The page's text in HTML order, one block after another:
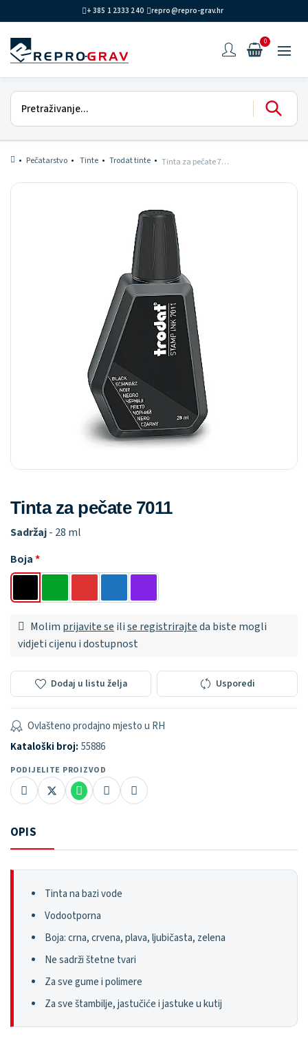
+ 385 1 2333 240 repro@repro-grav.hr
0
Pečatarstvo Tinte Trodat tinte Tinta za pečate 7011
Tinta za pečate 7011
Sadržaj- 28 ml
Boja
Molim prijavite se ilise registrirajteda biste mogli
vidjeti cijenu i dostupnost
Dodaj u listu želja Usporedi
Ovlašteno prodajno mjesto u RH
Kataloški broj: 55886
PODIJELITE PROIZVOD
OPIS
Tinta na bazi vode
Vodootporna
Boja: crna, crvena, plava, ljubičasta, zelena
Ne sadrži štetne tvari
Za sve gume i polimere
Za sve štambilje, jastučiće i jastuke u kutij